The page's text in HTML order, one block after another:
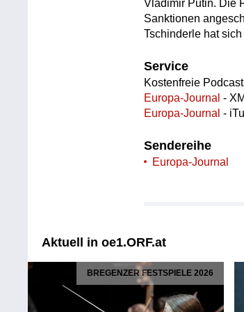
Vladimir Putin. Die
Sanktionen
Tschinderle hat
Service
Kostenfreie
Europa-Journal -
Europa-Journal -
Sendereihe
Europa-Journal
Aktuell in oe1.ORF.at
BREGENZER FESTSPIELE 2026